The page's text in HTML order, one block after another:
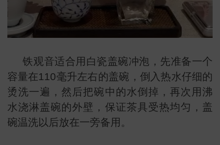
小
铁观音适合用白瓷盖碗冲泡，先准备一个
容量在110毫升左右的盖碗，倒入热水仔细的
烫洗一遍，然后把碗中的水倒掉，再次用沸
水浇淋盖碗的外壁，保证茶具受热均匀，盖
碗温洗以后放在一旁备用。